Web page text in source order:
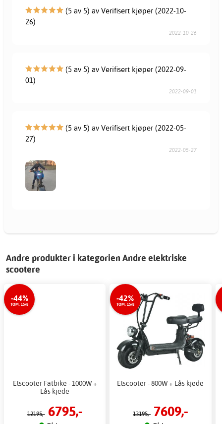
(5 av 5) av Verifisert kjøper (2022-10-
26)
2022-10-26
(5 av 5) av Verifisert kjøper (2022-09-
01)
2022-09-01
(5 av 5) av Verifisert kjøper (2022-05-
27)
2022-05-27
Andre produkter i kategorien Andre elektriske
scootere
-44%
TOM. 15/8
Elscooter Fatbike - 1000W +
Lås kjede
12195,- 6795,-
-42%
TOM. 15/8
Elscooter - 800W + Lås kjede
13195,- 7609,-